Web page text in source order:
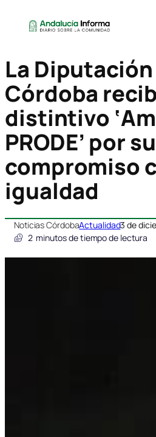
La
Córdoba
distintivo
PRODE’ por su
compromiso
igualdad
Noticias CórdobaActualidad3 de
2 minutos de tiempo de lectura